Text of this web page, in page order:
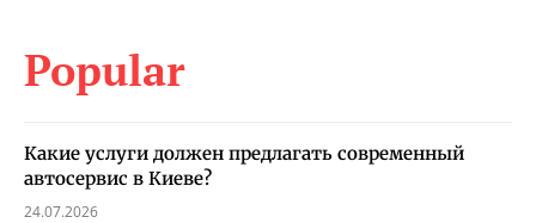
Popular
Какие услуги должен предлагать современный
автосервис в Киеве?
24.07.2026